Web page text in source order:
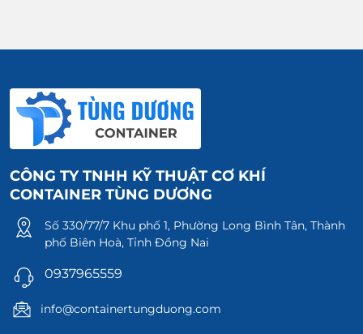
CÔNG TY TNHH KỸ THUẬT CƠ KHÍ
CONTAINER TÙNG DƯƠNG
Số 330/77/7 Khu phố 1, Phường Long Bình Tân, Thành
phố Biên Hoà, Tỉnh Đồng Nai
0937965559
info@containertungduong.com